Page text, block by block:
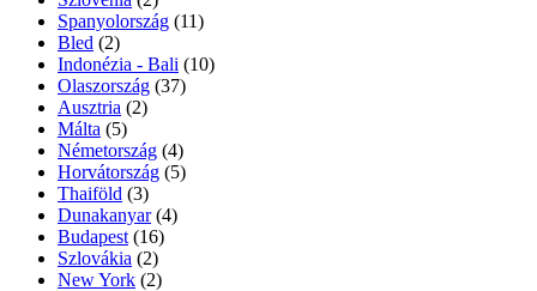
Spanyolország (11)
Bled (2)
Indonézia - Bali (10)
Olaszország (37)
Ausztria (2)
Málta (5)
Németország (4)
Horvátország (5)
Thaiföld (3)
Dunakanyar (4)
Budapest (16)
Szlovákia (2)
New York (2)